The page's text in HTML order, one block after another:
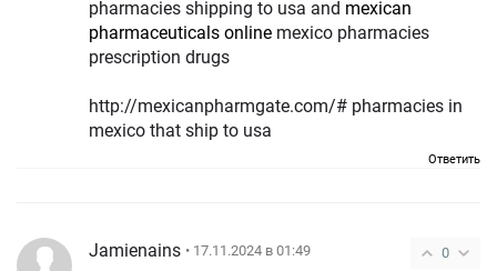
pharmacies shipping to usa and mexican
pharmaceuticals online mexico pharmacies
prescription drugs
http://mexicanpharmgate.com/# pharmacies in
mexico that ship to usa
Ответить
0
Jamienains • 17.11.2024 в 01:49